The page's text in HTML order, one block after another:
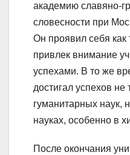
академию славяно-
словесности при
Он проявил себя как
привлек внимание
успехами. В то же
достигал успехов не
гуманитарных наук,
науках, особенно в
После окончания